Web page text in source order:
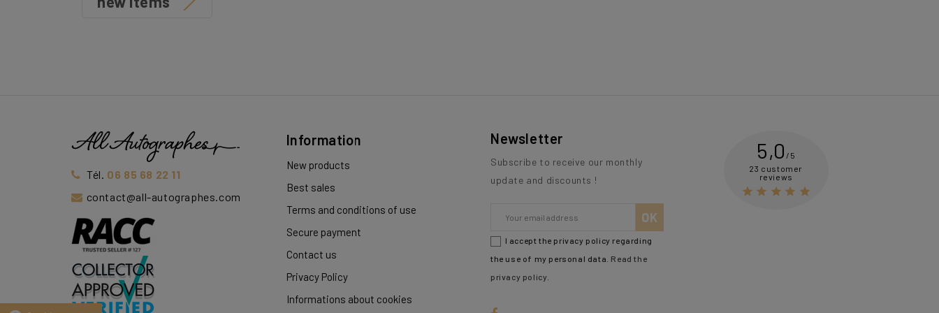
Tél. 06 85 68 22 11
contact@all-autographes.com
Information
New products
Best sales
Terms and conditions of use
Secure payment
Contact us
Privacy Policy
Informations about cookies
Newsletter
Subscribe to receive our monthly
update and discounts !
I accept the privacy policy regarding
the use of my personal data. Read the
privacy policy
5,0 /5
23 customer
reviews
    